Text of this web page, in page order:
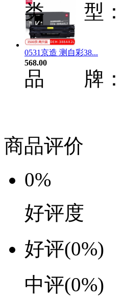
0531京造 测自彩38...
568.00
类 型：
品 牌：
商品评价
0%
好评度
好评(0%)
中评(0%)